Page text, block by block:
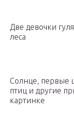
Две девочки
леса
Солнце, первые
птиц и другие
картинке